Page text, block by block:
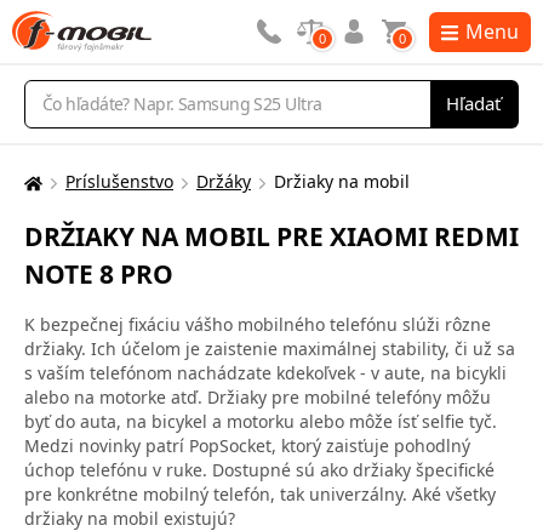
Vyhľadávanie
Hľadať
0 0 Menu
Tu
nachádzate:
Príslušenstvo Držáky Držiaky na mobil
DRŽIAKY NA MOBIL PRE XIAOMI REDMI
NOTE 8 PRO
K bezpečnej fixáciu vášho mobilného telefónu slúži rôzne
držiaky. Ich účelom je zaistenie maximálnej stability, či už sa
s vaším telefónom nachádzate kdekoľvek - v aute, na bicykli
alebo na motorke atď. Držiaky pre mobilné telefóny môžu
byť do auta, na bicykel a motorku alebo môže ísť selfie tyč.
Medzi novinky patrí PopSocket, ktorý zaisťuje pohodlný
úchop telefónu v ruke. Dostupné sú ako držiaky špecifické
pre konkrétne mobilný telefón, tak univerzálny. Aké všetky
držiaky na mobil existujú?